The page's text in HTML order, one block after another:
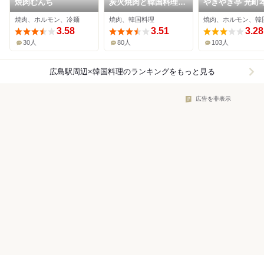
焼肉むんち
焼肉、ホルモン、冷麺
3.58
30人
炭火焼肉と韓国料理の
店 きむらや
焼肉、韓国料理
3.51
80人
やきやき亭 光町
焼肉、ホルモン、韓
3.28
103人
広島駅周辺×韓国料理のランキングをもっと見る
広告を非表示